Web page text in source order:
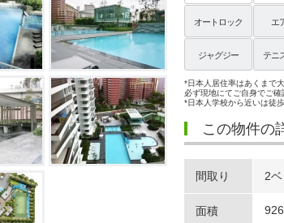
オートロック エ
ジャグジー テニ
*日本人居住率はあくまで
必ず現地にてご自身でご確
*日本人学校から近いは徒
この物件の
間取り 2
面積